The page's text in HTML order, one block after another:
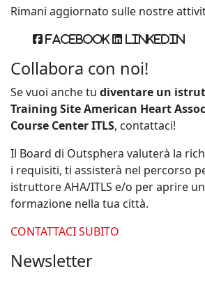
Rimani aggiornato sulle nostre
Facebook Linkedin
Collabora con noi!
Se vuoi anche tu diventare un
Training Site American Heart
Course Center ITLS, contattaci!
Il Board di Outsphera valuterà la
i requisiti, ti assisterà nel percorso
istruttore AHA/ITLS e/o per aprire
formazione nella tua città.
CONTATTACI SUBITO
Newsletter